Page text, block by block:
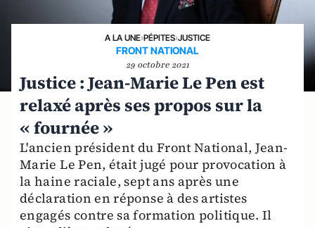
A LA UNE›PÉPITES›JUSTICE
FRONT NATIONAL
29 octobre 2021
Justice : Jean-Marie Le Pen est
relaxé après ses propos sur la
« fournée »
L'ancien président du Front National, Jean-
Marie Le Pen, était jugé pour provocation à
la haine raciale, sept ans après une
déclaration en réponse à des artistes
engagés contre sa formation politique. Il